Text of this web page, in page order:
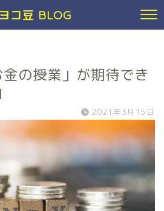
コ豆 BLOG
の授業」が期待でき
2021年3月15日